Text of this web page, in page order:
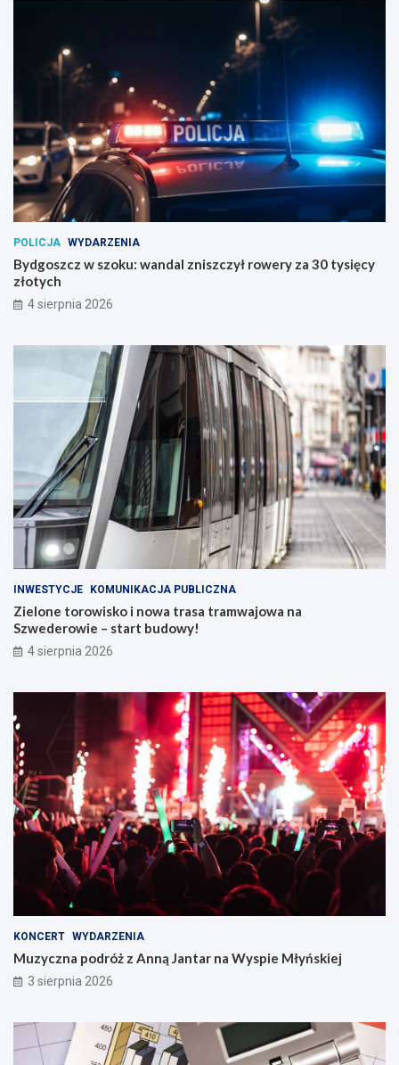
POLICJA WYDARZENIA
Bydgoszcz w szoku: wandal zniszczył rowery za 30 tysięcy
złotych
4 sierpnia 2026
INWESTYCJE KOMUNIKACJA PUBLICZNA
Zielone torowisko i nowa trasa tramwajowa na
Szwederowie – start budowy!
4 sierpnia 2026
KONCERT WYDARZENIA
Muzyczna podróż z Anną Jantar na Wyspie Młyńskiej
3 sierpnia 2026